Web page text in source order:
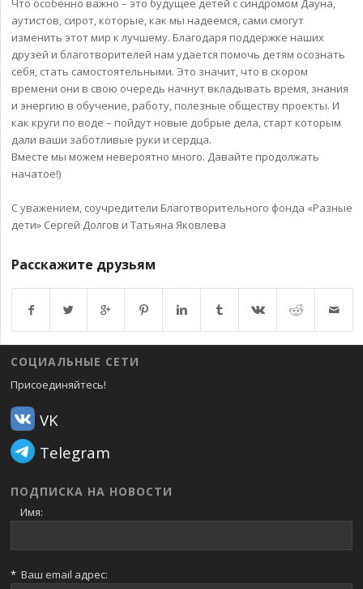
Что особенно важно – это будущее детей с синдромом Дауна,
аутистов, сирот, которые, как мы надеемся, сами смогут
изменить этот мир к лучшему. Благодаря поддержке наших
друзей и благотворителей нам удается помочь детям осознать
себя, стать самостоятельными. Это значит, что в скором
времени они в свою очередь начнут вкладывать время, знания
и энергию в обучение, работу, полезные обществу проекты. И
как круги по воде – пойдут новые добрые дела, старт которым
дали ваши заботливые руки и сердца.
Вместе мы можем невероятно много. Давайте продолжать
начатое!)
С уважением, соучредители Благотворительного фонда «Разные
дети» Сергей Долгов и Татьяна Яковлева
Расскажите друзьям
Возврат к списку
СОЦИАЛЬНЫЕ СЕТИ
Присоединяйтесь!
VK
Telegram
ПОДПИСКА НА НОВОСТИ
Имя:
* Ваш email адрес: